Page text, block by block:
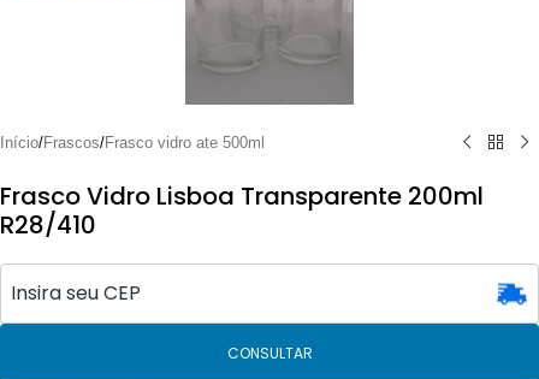
Início/Frascos/Frasco vidro ate 500ml
Frasco Vidro Lisboa Transparente 200ml
R28/410
CONSULTAR